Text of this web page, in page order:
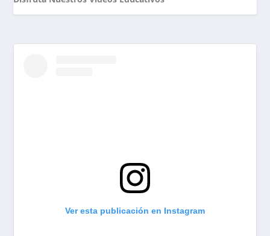
Ver esta publicación en Instagram